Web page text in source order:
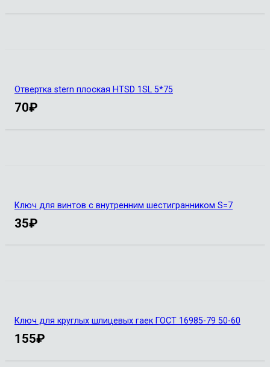
Отвертка stern плоская HTSD 1SL 5*75
70₽
Ключ для винтов с внутренним шестигранником S=7
35₽
Ключ для круглых шлицевых гаек ГОСТ 16985-79 50-60
155₽